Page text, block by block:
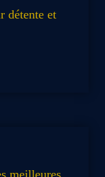
détente et
meilleures